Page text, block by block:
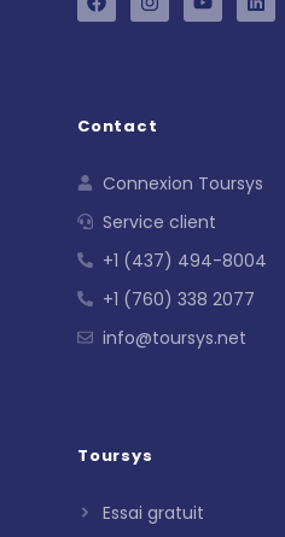
Contact
Connexion Toursys
Service client
+1 (437) 494-8004
+1 (760) 338 2077
info@toursys.net
Toursys
Essai gratuit